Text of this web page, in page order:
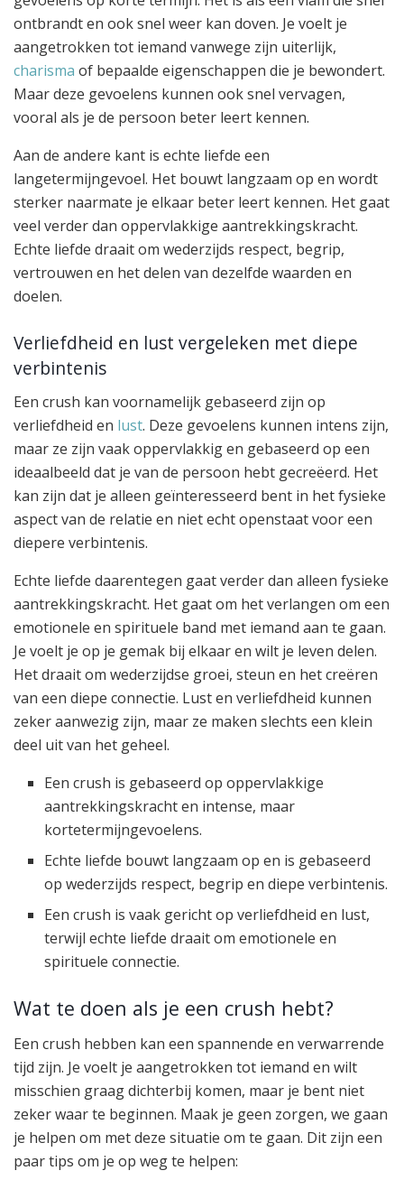
ontbrandt en ook snel weer kan doven. Je voelt je
aangetrokken tot iemand vanwege zijn uiterlijk,
charisma of bepaalde eigenschappen die je bewondert.
Maar deze gevoelens kunnen ook snel vervagen,
vooral als je de persoon beter leert kennen.
Aan de andere kant is echte liefde een
langetermijngevoel. Het bouwt langzaam op en wordt
sterker naarmate je elkaar beter leert kennen. Het gaat
veel verder dan oppervlakkige aantrekkingskracht.
Echte liefde draait om wederzijds respect, begrip,
vertrouwen en het delen van dezelfde waarden en
doelen.
Verliefdheid en lust vergeleken met diepe
verbintenis
Een crush kan voornamelijk gebaseerd zijn op
verliefdheid en lust. Deze gevoelens kunnen intens zijn,
maar ze zijn vaak oppervlakkig en gebaseerd op een
ideaalbeeld dat je van de persoon hebt gecreëerd. Het
kan zijn dat je alleen geïnteresseerd bent in het fysieke
aspect van de relatie en niet echt openstaat voor een
diepere verbintenis.
Echte liefde daarentegen gaat verder dan alleen fysieke
aantrekkingskracht. Het gaat om het verlangen om een
emotionele en spirituele band met iemand aan te gaan.
Je voelt je op je gemak bij elkaar en wilt je leven delen.
Het draait om wederzijdse groei, steun en het creëren
van een diepe connectie. Lust en verliefdheid kunnen
zeker aanwezig zijn, maar ze maken slechts een klein
deel uit van het geheel.
Een crush is gebaseerd op oppervlakkige
aantrekkingskracht en intense, maar
kortetermijngevoelens.
Echte liefde bouwt langzaam op en is gebaseerd
op wederzijds respect, begrip en diepe verbintenis.
Een crush is vaak gericht op verliefdheid en lust,
terwijl echte liefde draait om emotionele en
spirituele connectie.
Wat te doen als je een crush hebt?
Een crush hebben kan een spannende en verwarrende
tijd zijn. Je voelt je aangetrokken tot iemand en wilt
misschien graag dichterbij komen, maar je bent niet
zeker waar te beginnen. Maak je geen zorgen, we gaan
je helpen om met deze situatie om te gaan. Dit zijn een
paar tips om je op weg te helpen: